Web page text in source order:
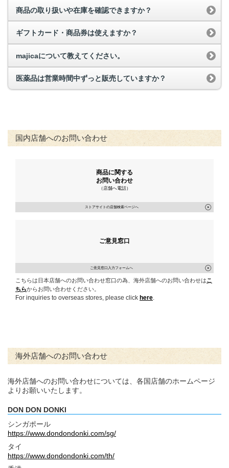
商品の取り扱いや在庫を確認できますか？
ギフトカード・商品券は使えますか？
majicaについて教えてください。
医薬品は営業時間中ずっと販売していますか？
国内店舗へのお問い合わせ
商品に関する
お問い合わせ
（店舗へ電話）
ストアサイトの店舗検索ページへ
ご意見窓口
ご意見窓口入力フォームへ
こちらは日本店舗へのお問い合わせ窓口の為、海外店舗へのお問い合わせはこ
ちらからお問い合わせください。
For inquiries to overseas stores, please click here.
海外店舗へのお問い合わせ
海外店舗へのお問い合わせについては、各国店舗のホームページ
よりお願いいたします。
DON DON DONKI
シンガポール
https://www.dondondonki.com/sg/
タイ
https://www.dondondonki.com/th/